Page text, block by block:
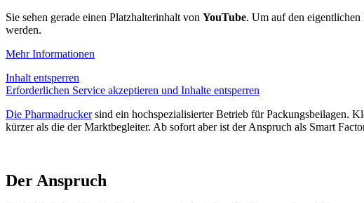
Sie sehen gerade einen Platzhalterinhalt von YouTube. Um auf den
werden.
Mehr Informationen
Inhalt entsperren
Erforderlichen Service akzeptieren und Inhalte entsperren
Die Pharmadruckersind ein hochspezialisierter Betrieb für Packungsbeilagen.
kürzer als die der Marktbegleiter. Ab sofort aber ist der Anspruch als Smart
Der Anspruch